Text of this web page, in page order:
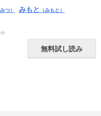
つ） みもと （みもと）
無料試し読み